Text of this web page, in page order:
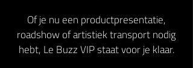
Of je nu een productpresentatie,
roadshow of artistiek transport nodig
hebt, Le Buzz VIP staat voor je klaar.